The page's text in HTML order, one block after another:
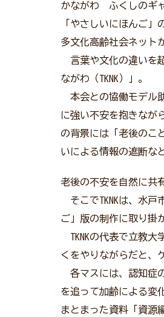
かながわ ふくしのギ
「やさしいにほんご」
多文化高齢社会ネットか
言葉や文化の違いを
ながわ（TKNK）」。
本会との協働モデル
に強い不安を抱きなが
の背景には「老後のこ
いによる情報の遮断な
老後の不安を自然に共
そこでTKNKは、水戸
ご」版の制作に取り掛
TKNKの代表で立教大
くをやりながらだと、
各マスには、認知症
を追って加齢による変
まとまった資料「資源